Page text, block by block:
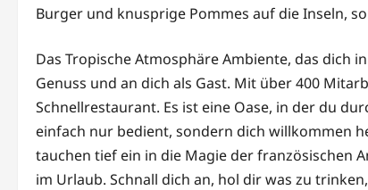
Burger und knusprige Pommes auf die Inseln,
Das Tropische Atmosphäre Ambiente, das dich
Genuss und an dich als Gast. Mit über 400
Schnellrestaurant. Es ist eine Oase, in der du
einfach nur bedient, sondern dich willkommen
tauchen tief ein in die Magie der französischen
im Urlaub. Schnall dich an, hol dir was zu